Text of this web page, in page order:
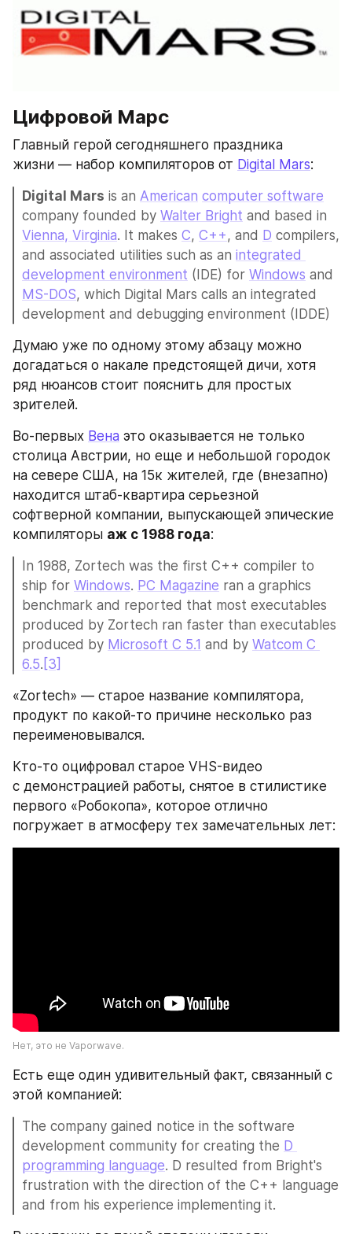
Цифровой Марс
Главный герой сегодняшнего праздника
жизни — набор компиляторов от Digital Mars:
Digital Mars is an American computer software
company founded by Walter Bright
Vienna, Virginia. It makes C, C++, and D compilers,
and associated utilities such as an integrated
development environment (IDE) for Windows
MS-DOS, which Digital Mars calls an integrated
development and debugging environment (IDDE)
Думаю уже по одному этому абзацу можно
догадаться о накале предстоящей дичи, хотя
ряд нюансов стоит пояснить для простых
зрителей.
Во-первых Вена это оказывается не только
столица Австрии, но еще и небольшой городок
на севере США, на 15к жителей, где (внезапно)
находится штаб-квартира серьезной
софтверной компании, выпускающей эпические
компиляторы аж с 1988 года:
In 1988, Zortech was the first C++ compiler to
ship for Windows. PC Magazine ran a graphics
benchmark and reported that most executables
produced by Zortech ran faster than executables
produced by Microsoft C 5.1 and by Watcom C
6.5. [3]
«Zortech» — старое название компилятора,
продукт по какой-то причине несколько раз
переименовывался.
Кто-то оцифровал старое VHS-видео
с демонстрацией работы, снятое в стилистике
первого «Робокопа», которое отлично
погружает в атмосферу тех замечательных лет:
Нет, это не Vaporwave.
Есть еще один удивительный факт, связанный с
этой компанией:
The company gained notice in the software
development community for creating the D
programming language. D resulted from Bright's
frustration with the direction of the C++ language
and from his experience implementing it.